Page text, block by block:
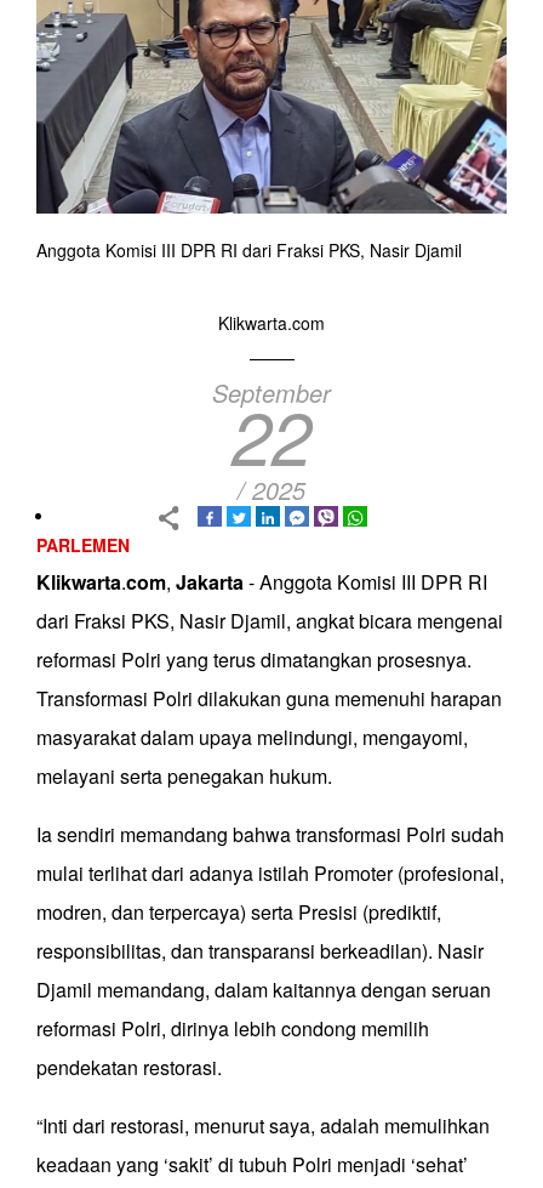
Anggota Komisi III DPR RI dari Fraksi PKS, Nasir Djamil
Klikwarta.com
September
22
/ 2025
PARLEMEN
Klikwarta.com, Jakarta- Anggota Komisi III DPR RI
dari Fraksi PKS, Nasir Djamil, angkat bicara mengenai
reformasi Polri yang terus dimatangkan prosesnya.
Transformasi Polri dilakukan guna memenuhi harapan
masyarakat dalam upaya melindungi, mengayomi,
melayani serta penegakan hukum.
Ia sendiri memandang bahwa transformasi Polri sudah
mulai terlihat dari adanya istilah Promoter (profesional,
modren, dan terpercaya) serta Presisi (prediktif,
responsibilitas, dan transparansi berkeadilan). Nasir
Djamil memandang, dalam kaitannya dengan seruan
reformasi Polri, dirinya lebih condong memilih
pendekatan restorasi.
“Inti dari restorasi, menurut saya, adalah memulihkan
keadaan yang ‘sakit’ di tubuh Polri menjadi ‘sehat’